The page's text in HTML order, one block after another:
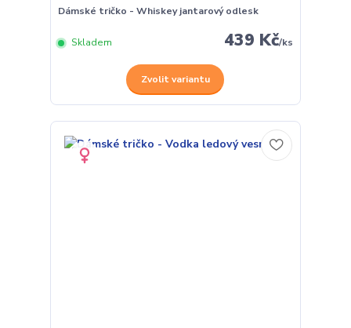
Dámské tričko - Whiskey jantarový odlesk
439 Kč/ks
Skladem
Zvolit variantu